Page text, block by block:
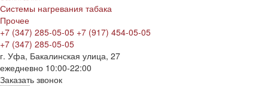
Системы нагревания табака
Прочее
+7 (347) 285-05-05 +7 (917) 454-05-05
+7 (347) 285-05-05
г. Уфа, Бакалинская улица, 27
ежедневно 10:00-22:00
Заказать звонок